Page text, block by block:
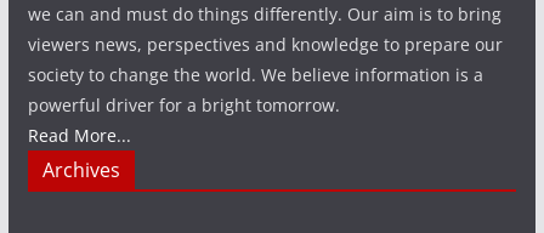
we can and must do things differently. Our aim is to bring
viewers news, perspectives and knowledge to prepare our
society to change the world. We believe information is a
powerful driver for a bright tomorrow.
Read More...
Archives